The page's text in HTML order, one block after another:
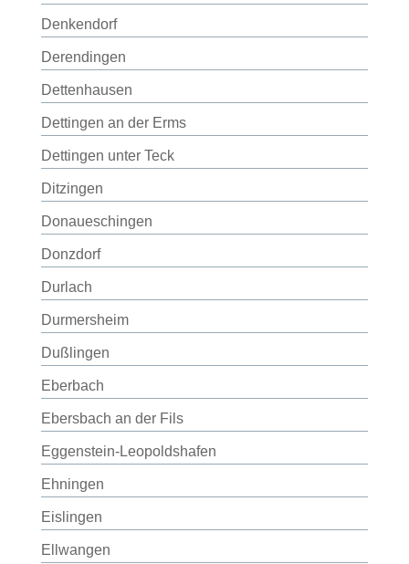
Denkendorf
Derendingen
Dettenhausen
Dettingen an der Erms
Dettingen unter Teck
Ditzingen
Donaueschingen
Donzdorf
Durlach
Durmersheim
Dußlingen
Eberbach
Ebersbach an der Fils
Eggenstein-Leopoldshafen
Ehningen
Eislingen
Ellwangen